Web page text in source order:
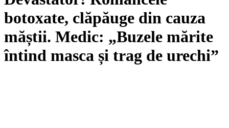
botoxate, clăpăuge din cauza
măștii. Medic: „Buzele mărite
întind masca și trag de urechi”